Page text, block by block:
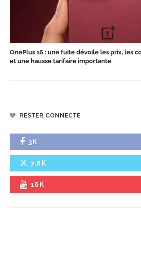
OnePlus 16 : une fuite dévoile les prix, les
et une hausse tarifaire importante
RESTER CONNECTÉ
3K
7.6K
16K